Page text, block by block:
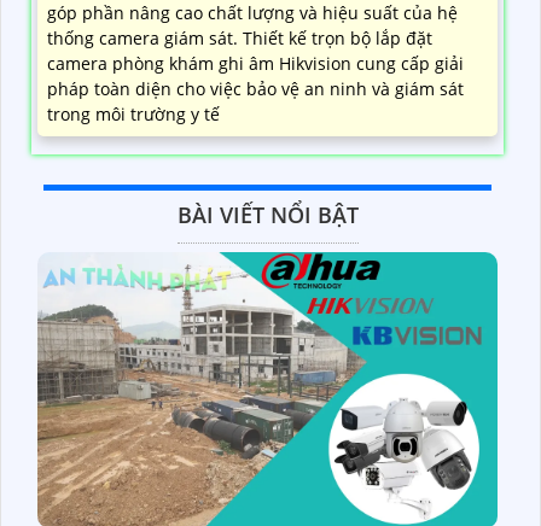
góp phần nâng cao chất lượng và hiệu suất của hệ
thống camera giám sát. Thiết kế trọn bộ lắp đặt
camera phòng khám ghi âm Hikvision cung cấp giải
pháp toàn diện cho việc bảo vệ an ninh và giám sát
trong môi trường y tế
BÀI VIẾT NỔI BẬT